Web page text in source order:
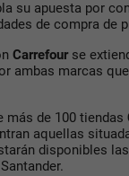
su apuesta por
de compra de
Carrefour se
ambas marcas
más de 100 tiendas
aquellas
disponibles